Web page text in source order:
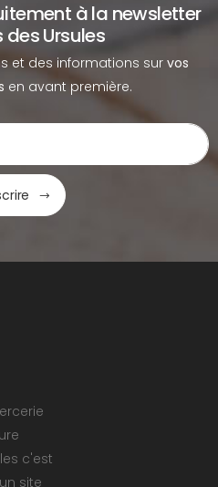
à la newsletter
des Ursules
et des informations sur vos
en avant première.
c'est
site